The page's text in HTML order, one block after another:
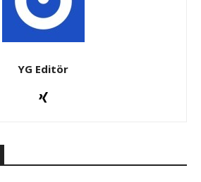
YG Editör